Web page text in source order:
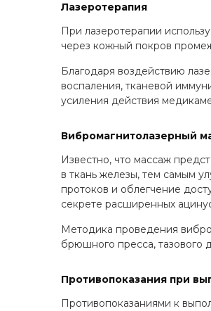
Лазеротерапия
При лазеротерапии
через кожный покров
Благодаря воздействию
воспаления, тканевой
усиления действия
Вибромагнитолазерный
Известно, что массаж
в ткань железы, тем самым
протоков и облегчение
секрете расширенных
Методика проведения
брюшного пресса, тазового
Противопоказания при
Противопоказаниями к